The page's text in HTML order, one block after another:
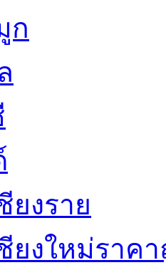
ก
ยงราย
ยงใหม่ราค